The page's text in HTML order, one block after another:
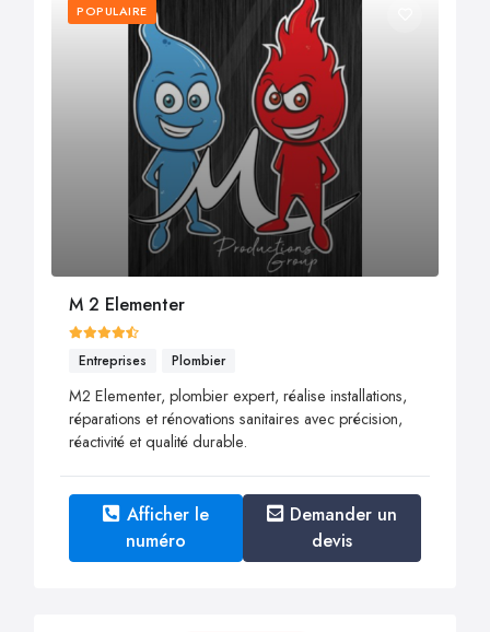
POPULAIRE
M 2 Elementer
Entreprises Plombier
M2 Elementer, plombier expert, réalise installations,
réparations et rénovations sanitaires avec précision,
réactivité et qualité durable.
Afficher le
numéro
Demander un
devis